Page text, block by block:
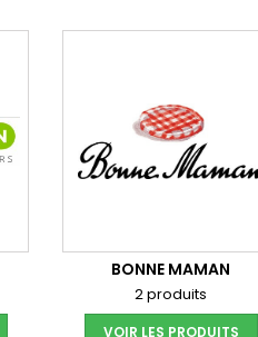
BONNE MAMAN
2 produits
VOIR LES PRODUITS